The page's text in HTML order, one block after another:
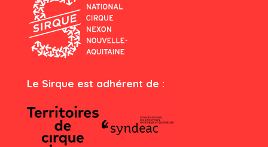
Le Sirque est adhérent de :